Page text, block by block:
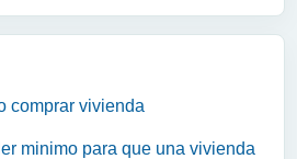
comprar vivienda
minimo para que una vivienda